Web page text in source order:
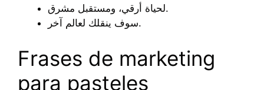
لحياة أرقي، ومستقبل مشرق.
سوف ينقلك لعالم آخر.
Frases de marketing
para pasteles